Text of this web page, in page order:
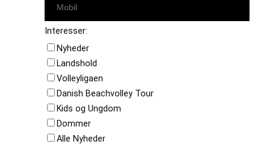
Interesser:
Nyheder
Landshold
Volleyligaen
Danish Beachvolley Tour
Kids og Ungdom
Dommer
Alle Nyheder